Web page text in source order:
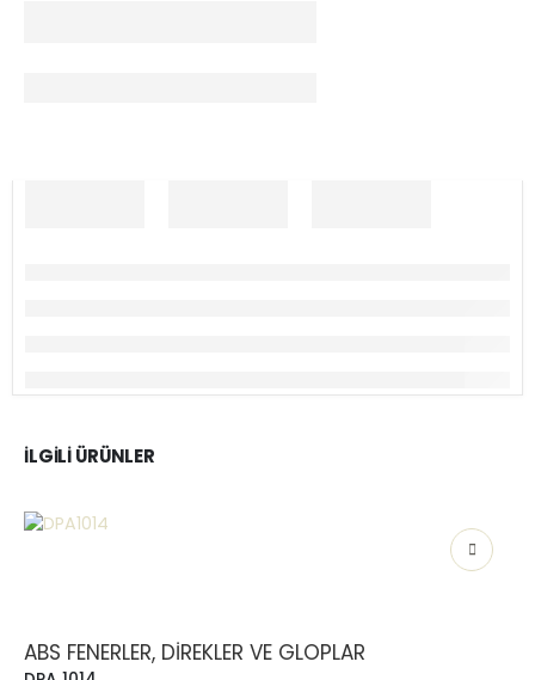
İLGILI ÜRÜNLER
ABS FENERLER, DIREKLER VE GLOPLAR